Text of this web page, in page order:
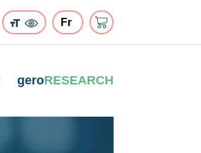
geroRESEARCH